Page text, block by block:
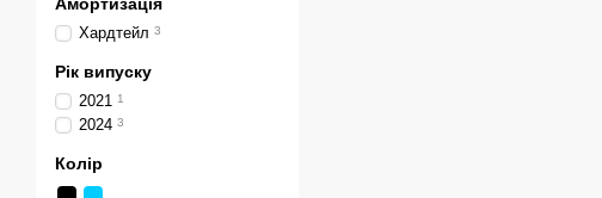
Хардтейл 3
Рік випуску
2021 1
2024 3
Колір